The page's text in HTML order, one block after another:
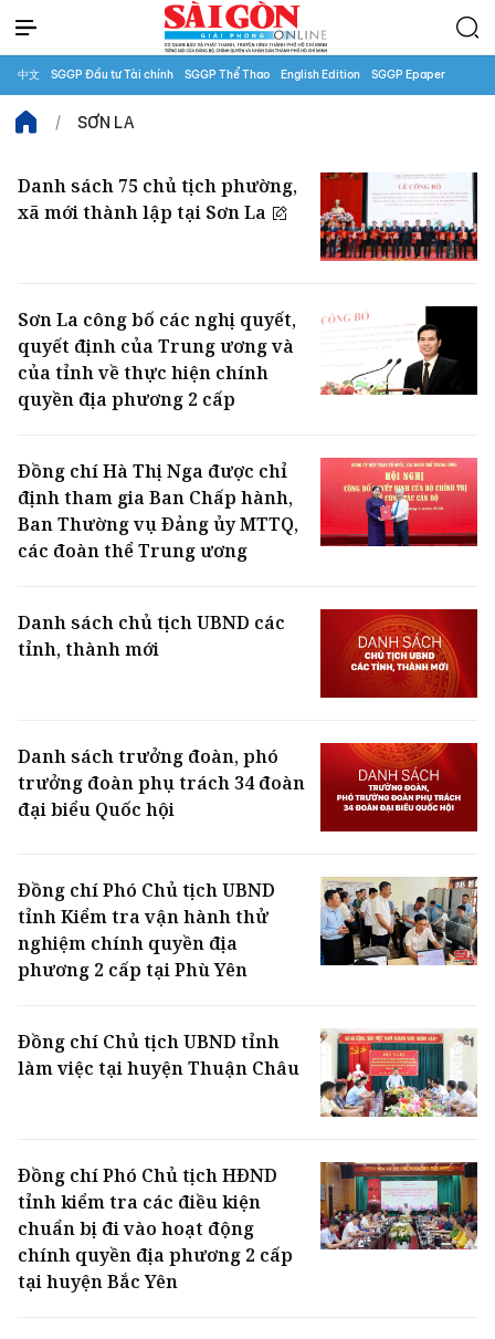
中文 SGGP Đầu tư Tài chính SGGP Thể Thao English Edition SGGP Epaper
SƠN LA
Danh sách 75 chủ tịch phường,
xã mới thành lập tại Sơn La
Sơn La công bố các nghị quyết,
quyết định của Trung ương và
của tỉnh về thực hiện chính
quyền địa phương 2 cấp
Đồng chí Hà Thị Nga được chỉ
định tham gia Ban Chấp hành,
Ban Thường vụ Đảng ủy MTTQ,
các đoàn thể Trung ương
Danh sách chủ tịch UBND các
tỉnh, thành mới
Danh sách trưởng đoàn, phó
trưởng đoàn phụ trách 34 đoàn
đại biểu Quốc hội
Đồng chí Phó Chủ tịch UBND
tỉnh Kiểm tra vận hành thử
nghiệm chính quyền địa
phương 2 cấp tại Phù Yên
Đồng chí Chủ tịch UBND tỉnh
làm việc tại huyện Thuận Châu
Đồng chí Phó Chủ tịch HĐND
tỉnh kiểm tra các điều kiện
chuẩn bị đi vào hoạt động
chính quyền địa phương 2 cấp
tại huyện Bắc Yên